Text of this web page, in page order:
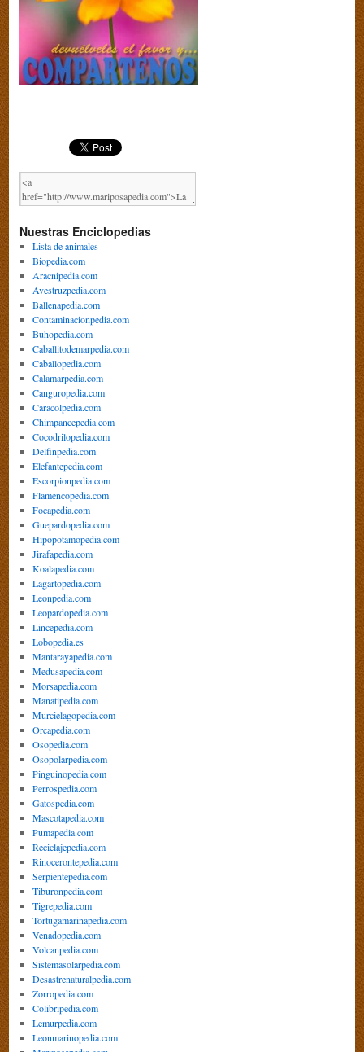
Nuestras Enciclopedias
Lista de animales
Biopedia.com
Aracnipedia.com
Avestruzpedia.com
Ballenapedia.com
Contaminacionpedia.com
Buhopedia.com
Caballitodemarpedia.com
Caballopedia.com
Calamarpedia.com
Canguropedia.com
Caracolpedia.com
Chimpancepedia.com
Cocodrilopedia.com
Delfinpedia.com
Elefantepedia.com
Escorpionpedia.com
Flamencopedia.com
Focapedia.com
Guepardopedia.com
Hipopotamopedia.com
Jirafapedia.com
Koalapedia.com
Lagartopedia.com
Leonpedia.com
Leopardopedia.com
Lincepedia.com
Lobopedia.es
Mantarayapedia.com
Medusapedia.com
Morsapedia.com
Manatipedia.com
Murcielagopedia.com
Orcapedia.com
Osopedia.com
Osopolarpedia.com
Pinguinopedia.com
Perrospedia.com
Gatospedia.com
Mascotapedia.com
Pumapedia.com
Reciclajepedia.com
Rinocerontepedia.com
Serpientepedia.com
Tiburonpedia.com
Tigrepedia.com
Tortugamarinapedia.com
Venadopedia.com
Volcanpedia.com
Sistemasolarpedia.com
Desastrenaturalpedia.com
Zorropedia.com
Colibripedia.com
Lemurpedia.com
Leonmarinopedia.com